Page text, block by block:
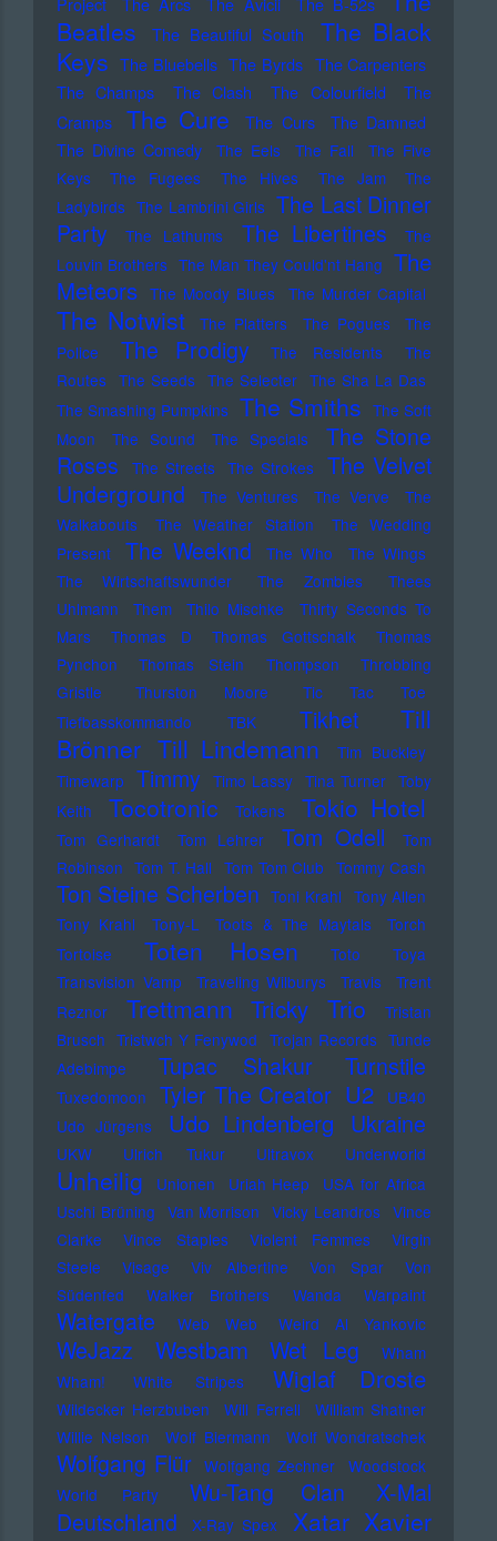
Beatles
The Beautiful South
The Black
Keys The Bluebells The Byrds The Carpenters
The Champs
The Clash The Colourfield
The
Cramps
The Cure The Curs
The Damned
The Divine Comedy
The Eels The Fall
The Five
Keys
The Fugees The Hives The Jam
The
Ladybirds The Lambrini Girls The Last Dinner
Party
The Lathums The Libertines
The
Louvin Brothers The Man They Could'nt Hang The
Meteors The Moody Blues The Murder Capital
The Notwist The Platters The Pogues
The
Police
The Prodigy The Residents
The
Routes The Seeds The Selecter The Sha La Das
The Smashing Pumpkins The Smiths The Soft
Moon
The Sound The Specials
The Stone
Roses
The Streets The Strokes
The Velvet
Underground
The Ventures The Verve
The
Walkabouts
The Weather Station
The Wedding
Present
The Weeknd The Who
The Wings
The Wirtschaftswunder
The Zombies
Thees
Uhlmann
Them Thilo Mischke
Thirty Seconds To
Mars
Thomas D Thomas Gottschalk
Thomas
Pynchon
Thomas Stein Thompson
Throbbing
Gristle
Thurston Moore
Tic Tac Toe
Tiefbasskommando TBK
Tikhet
Till
Brönner Till Lindemann
Tim Buckley
Timewarp Timmy Timo Lassy Tina Turner Toby
Keith
Tocotronic Tokens Tokio Hotel
Tom Gerhardt Tom Lehrer Tom Odell
Tom
Robinson Tom T. Hall Tom Tom Club Tommy Cash
Ton Steine Scherben Toni Krahl Tony Allen
Tony Krahl
Tony-L Toots & The Maytals
Torch
Tortoise
Toten Hosen Toto
Toya
Transvision Vamp
Traveling Wilburys Travis
Trent
Reznor
Trettmann Tricky Trio
Tristan
Brusch Tristwch Y Fenywod Trojan Records Tunde
Adebimpe
Tupac Shakur Turnstile
Tuxedomoon Tyler The Creator U2
UB40
Udo Jürgens
Udo Lindenberg Ukraine
UKW Ulrich Tukur Ultravox Underworld
Unheilig Unionen Uriah Heep
USA for Africa
Uschi Brüning Van Morrison Vicky Leandros Vince
Clarke
Vince Staples Violent Femmes
Virgin
Steele
Visage Viv Albertine Von Spar
Von
Südenfed
Walker Brothers Wanda Warpaint
Watergate Web Web Weird Al Yankovic
WeJazz Westbam Wet Leg
Wham
Wham!
White Stripes Wiglaf Droste
Wildecker Herzbuben Will Ferrell
William Shatner
Willie Nelson
Wolf Biermann Wolf Wondratschek
Wolfgang Flür Wolfgang Zechner
Woodstock
World Party
Wu-Tang Clan
X-Mal
Deutschland
X-Ray Spex Xatar Xavier